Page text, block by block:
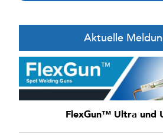
Aktuelle
FlexGun™ Ultra und